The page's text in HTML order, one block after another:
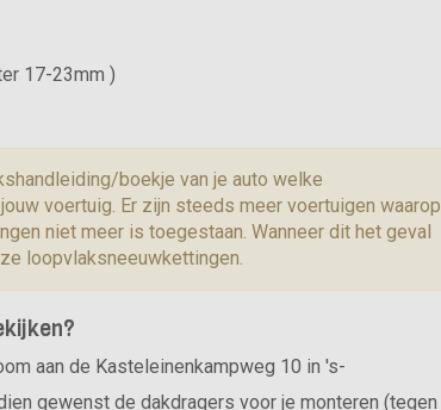
17-23mm )
boekje van je auto welke
voertuig. Er zijn steeds meer voertuigen waarop
niet meer is toegestaan. Wanneer dit het geval
loopvlaksneeuwkettingen.
aan de Kasteleinenkampweg 10 in 's-
gewenst de dakdragers voor je monteren (tegen